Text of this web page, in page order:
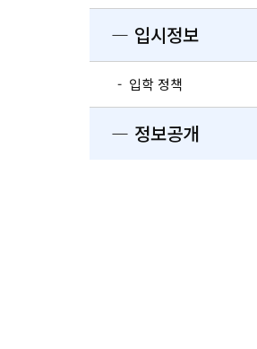
― 입시정보
- 입학 정책
― 정보공개